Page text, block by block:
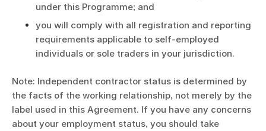
under this Programme; and
you will comply with all registration and reporting
requirements applicable to self-employed
individuals or sole traders in your jurisdiction.
Note: Independent contractor status is determined by
the facts of the working relationship, not merely by the
label used in this Agreement. If you have any concerns
about your employment status, you should take